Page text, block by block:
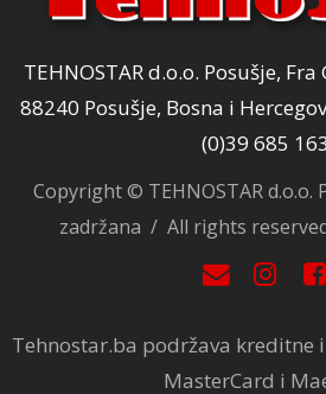
TEHNOSTAR d.o.o. Posušje,
88240 Posušje, Bosna i
(0)39 685 163
Copyright © TEHNOSTAR d.o.o.
zadržana / All rights
Tehnostar.ba podržava kreditne
MasterCard i